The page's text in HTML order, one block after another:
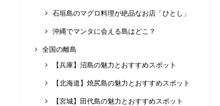
石垣島のマグロ料理が絶品なお店「ひとし」
沖縄でマンタに会える島はどこ？
全国の離島
【兵庫】沼島の魅力とおすすめスポット
【北海道】焼尻島の魅力とおすすめスポット
【宮城】田代島の魅力とおすすめスポット